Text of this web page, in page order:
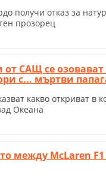
получи отказ за
прозорец
САЩ се озовават
с... мъртви
какво откриват в
Океана
между McLaren F1